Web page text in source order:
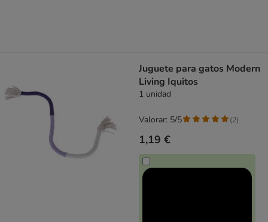
Juguete para gatos Modern
Living Iquitos
1 unidad
1,19 €
Valorar: 5/5 (2)